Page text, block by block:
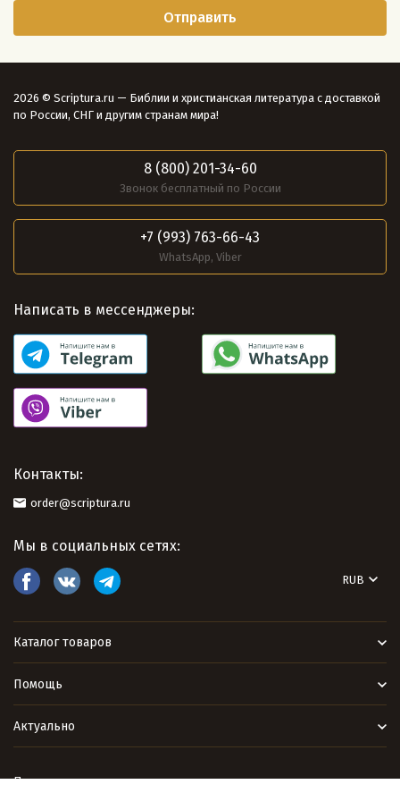
2026 © Scriptura.ru — Библии и христианская литература с доставкой
по России, СНГ и другим странам мира!
8 (800) 201-34-60
Звонок бесплатный по России
+7 (993) 763-66-43
WhatsApp, Viber
Написать в мессенджеры:
Контакты:
order@scriptura.ru
Мы в социальных сетях:
RUB
Каталог товаров
Помощь
Актуально
Политика персональных данных